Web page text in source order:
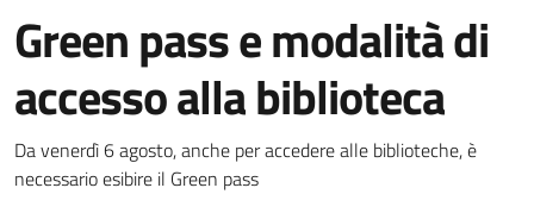
Green pass e modalità di
accesso alla biblioteca
Dettagli della notizia
Da venerdì 6 agosto, anche per accedere alle biblioteche, è
necessario esibire il Green pass